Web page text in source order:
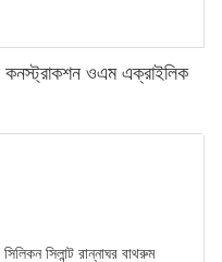
ওএম এক্রাইলিক